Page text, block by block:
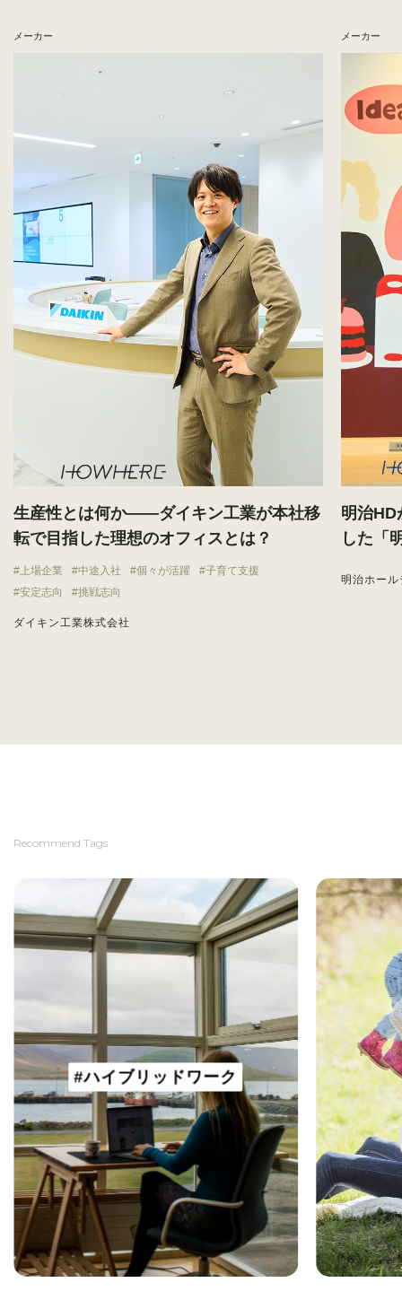
メーカー
生産性とは何か——ダイキン工業が本社移
転で目指した理想のオフィスとは？
上場企業 中途入社 個々が活躍
子育て支援
安定志向
挑戦志向
ダイキン工業株式会社
メーカー
明治HD
した「
明治ホー
Recommend Tags
#ハイブリッドワーク